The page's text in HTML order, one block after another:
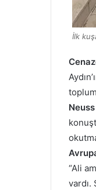
İlk
“Ali
vardı.